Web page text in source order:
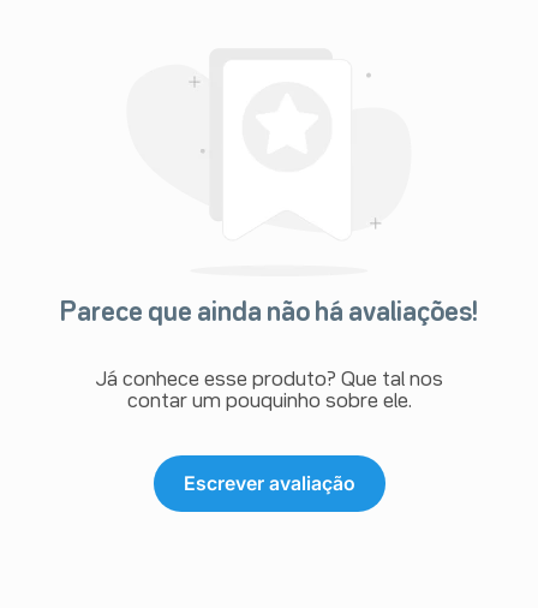
Parece que ainda não há avaliações!
Já conhece esse produto? Que tal nos
contar um pouquinho sobre ele.
Escrever avaliação